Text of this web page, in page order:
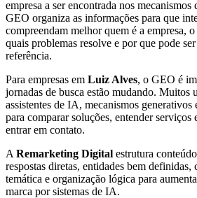
empresa a ser encontrada nos
GEO organiza as informações para que
compreendam melhor quem é a empresa,
quais problemas resolve e por que pode
referência.
Para empresas em Luiz Alves, o GEO é
jornadas de busca estão mudando. Muitos
assistentes de IA, mecanismos generativos
para comparar soluções, entender serviços
entrar em contato.
A Remarketing Digital estrutura
respostas diretas, entidades bem
temática e organização lógica para
marca por sistemas de IA.